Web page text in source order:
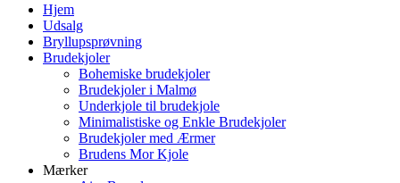
Hjem
Udsalg
Bryllupsprøvning
Brudekjoler
Bohemiske brudekjoler
Brudekjoler i Malmø
Underkjole til brudekjole
Minimalistiske og Enkle Brudekjoler
Brudekjoler med Ærmer
Brudens Mor Kjole
Mærker